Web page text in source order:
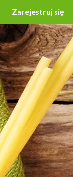
Zarejestruj się